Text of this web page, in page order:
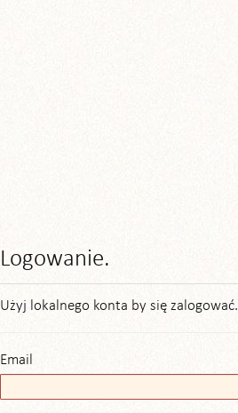
Logowanie.
Użyj lokalnego konta by się zalogować.
Email